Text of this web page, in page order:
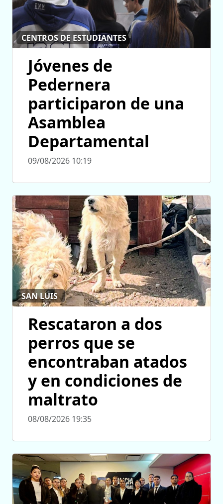
CENTROS DE ESTUDIANTES
Jóvenes de
Pedernera
participaron de una
Asamblea
Departamental
09/08/2026 10:19
SAN LUIS
Rescataron a dos
perros que se
encontraban atados
y en condiciones de
maltrato
08/08/2026 19:35